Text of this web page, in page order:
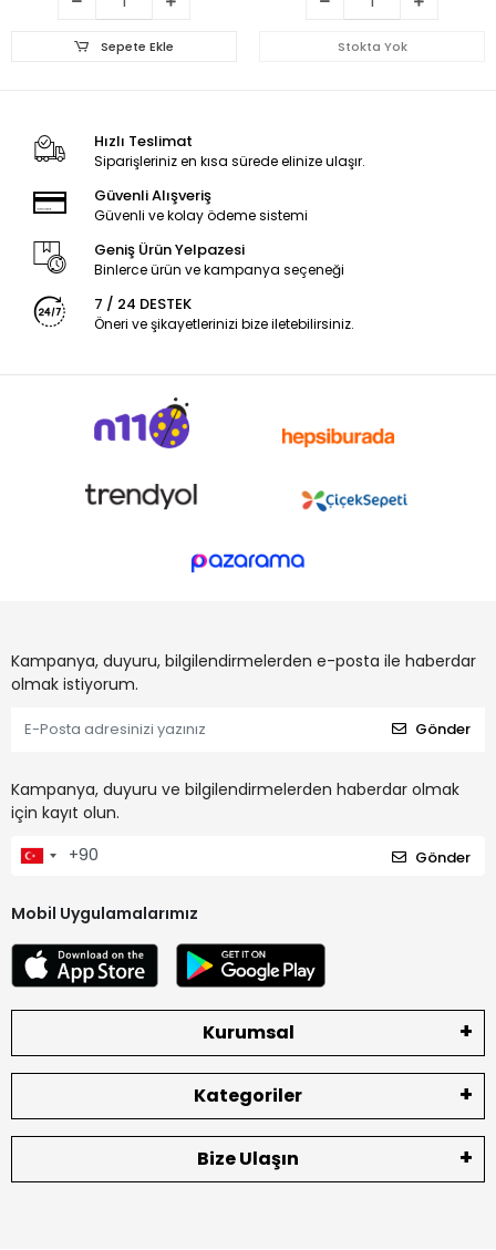
Sepete Ekle Stokta Yok
Hızlı Teslimat
Siparişleriniz en kısa sürede elinize ulaşır.
Güvenli Alışveriş
Güvenli ve kolay ödeme sistemi
Geniş Ürün Yelpazesi
Binlerce ürün ve kampanya seçeneği
7 / 24 DESTEK
Öneri ve şikayetlerinizi bize iletebilirsiniz.
Kampanya, duyuru, bilgilendirmelerden e-posta ile haberdar
olmak istiyorum.
Gönder
Kampanya, duyuru ve bilgilendirmelerden haberdar olmak
için kayıt olun.
Gönder
Mobil Uygulamalarımız
Kurumsal
Kategoriler
Bize Ulaşın